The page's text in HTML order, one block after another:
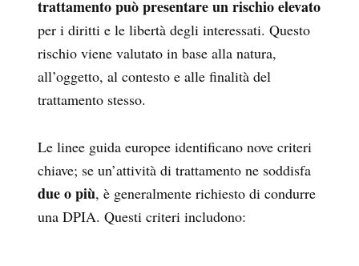
trattamento può presentare un rischio elevato
per i diritti e le libertà degli interessati. Questo
rischio viene valutato in base alla natura,
all’oggetto, al contesto e alle finalità del
trattamento stesso.
Le linee guida europee identificano nove criteri
chiave; se un’attività di trattamento ne soddisfa
due o più, è generalmente richiesto di condurre
una DPIA. Questi criteri includono: